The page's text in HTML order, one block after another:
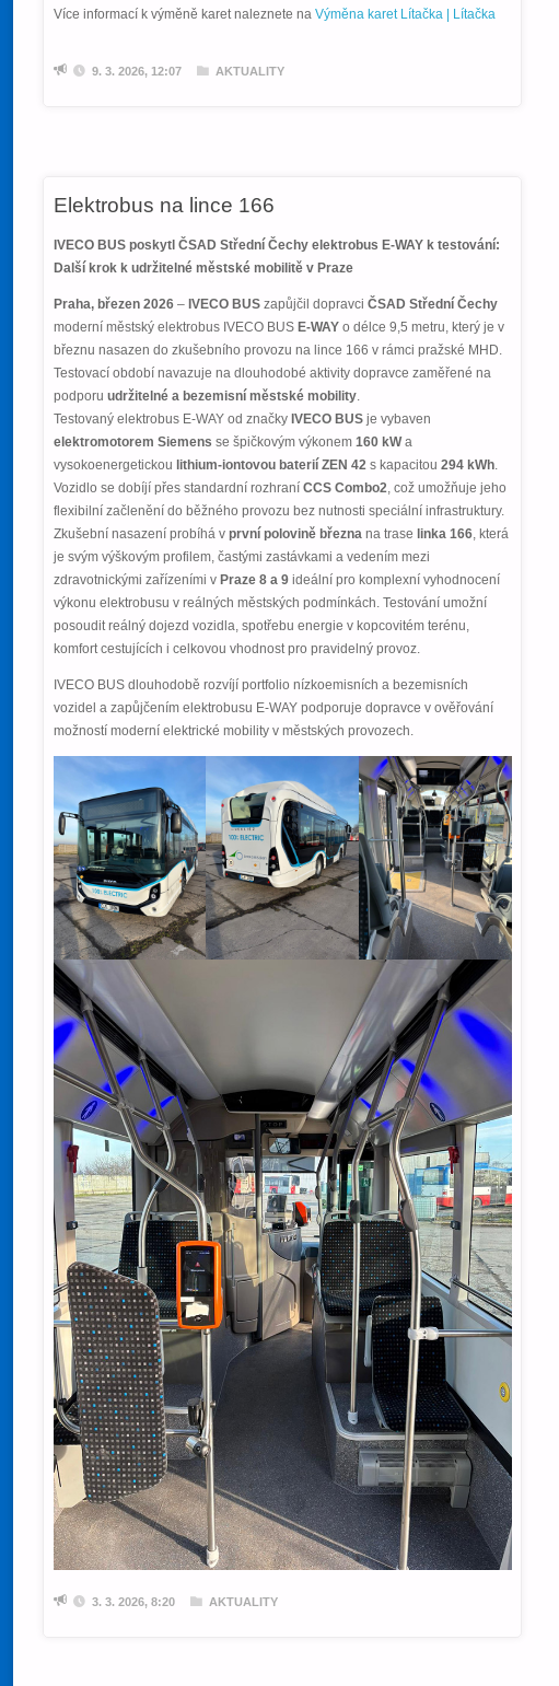
Více informací k výměně karet naleznete na Výměna karet Lítačka | Lítačka
9. 3. 2026, 12:07 AKTUALITY
Elektrobus na lince 166
IVECO BUS poskytl ČSAD Střední Čechy elektrobus E-WAY k testování:
Další krok k udržitelné městské mobilitě v Praze
Praha, březen 2026– IVECO BUSzapůjčil dopravci ČSAD Střední Čechy
moderní městský elektrobus IVECO BUS E-WAYo délce 9,5 metru, který je v
březnu nasazen do zkušebního provozu na lince 166 v rámci pražské MHD.
Testovací období navazuje na dlouhodobé aktivity dopravce zaměřené na
podporu udržitelné a bezemisní městské mobility.
Testovaný elektrobus E-WAY od značky IVECO BUSje vybaven
elektromotorem Siemens se špičkovým výkonem 160 kWa
vysokoenergetickou lithium-iontovou baterií ZEN 42 s kapacitou 294 kWh.
Vozidlo se dobíjí přes standardní rozhraní CCS Combo2 , což umožňuje jeho
flexibilní začlenění do běžného provozu bez nutnosti speciální infrastruktury.
Zkušební nasazení probíhá v první polovině března na trase linka 166, která
je svým výškovým profilem, častými zastávkami a vedením mezi
zdravotnickými zařízeními v Praze 8 a 9ideální pro komplexní vyhodnocení
výkonu elektrobusu v reálných městských podmínkách. Testování umožní
posoudit reálný dojezd vozidla, spotřebu energie v kopcovitém terénu,
komfort cestujících i celkovou vhodnost pro pravidelný provoz.
IVECO BUS dlouhodobě rozvíjí portfolio nízkoemisních a bezemisních
vozidel a zapůjčením elektrobusu E-WAY podporuje dopravce v ověřování
možností moderní elektrické mobility v městských provozech.
3. 3. 2026, 8:20 AKTUALITY